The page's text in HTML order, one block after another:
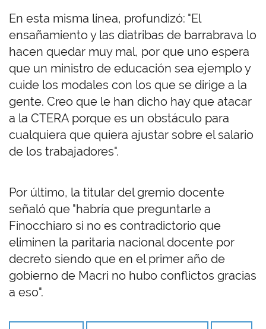
En esta misma línea, profundizó: "El
ensañamiento y las diatribas de barrabrava lo
hacen quedar muy mal, por que uno espera
que un ministro de educación sea ejemplo y
cuide los modales con los que se dirige a la
gente. Creo que le han dicho hay que atacar
a la CTERA porque es un obstáculo para
cualquiera que quiera ajustar sobre el salario
de los trabajadores".
Por último, la titular del gremio docente
señaló que "habría que preguntarle a
Finocchiaro si no es contradictorio que
eliminen la paritaria nacional docente por
decreto siendo que en el primer año de
gobierno de Macri no hubo conflictos gracias
a eso".